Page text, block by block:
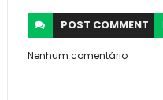
POST COMMENT
Nenhum comentário